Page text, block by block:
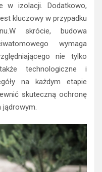
w izolacji. Dodatkowo,
kluczowy w przypadku
skrócie, budowa
wymaga
nie tylko
technologiczne i
na każdym etapie
skuteczną ochronę
jądrowym.